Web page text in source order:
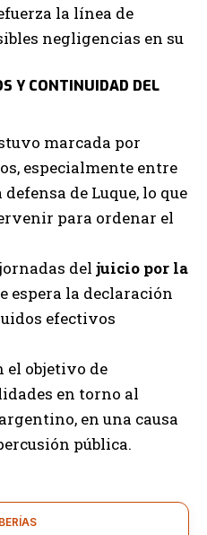
la línea de
negligencias en su
Y CONTINUIDAD DEL
marcada por
especialmente entre
de Luque, lo que
para ordenar el
del juicio por la
espera la declaración
efectivos
el objetivo de
en torno al
en una causa
pública.